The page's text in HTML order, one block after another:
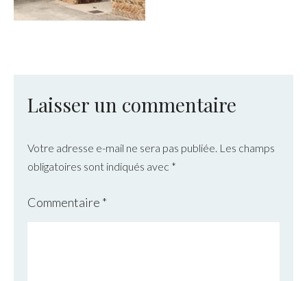
Laisser un commentaire
Votre adresse e-mail ne sera pas publiée. Les champs
obligatoires sont indiqués avec *
Commentaire *